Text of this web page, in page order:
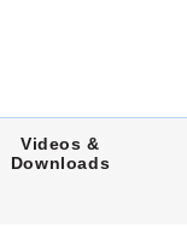
C
U
Videos &
Downloads